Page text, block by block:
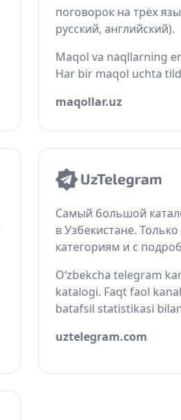
поговорок на трёх
русский, английский).
Maqol va naqllarning
Har bir maqol uchta
maqollar.uz
Самый большой
в Узбекистане.
категориям и с
O‘zbekcha telegram
katalogi. Faqt faol
batafsil statistikasi
uztelegram.com